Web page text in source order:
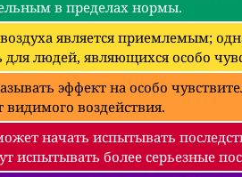
в пределах нормы.
является приемлемым;
для людей, являющихся особо
эффект на особо
видимого воздействия.
начать испытывать
испытывать более серьезные